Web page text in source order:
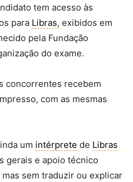
tem acesso às
para Libras, exibidos em
pela Fundação
do exame.
concorrentes recebem
com as mesmas
um intérprete de Libras
gerais e apoio técnico
sem traduzir ou explicar